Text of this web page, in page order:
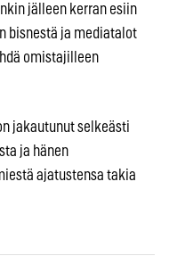
jälleen kerran esiin
bisnestä ja mediatalot
omistajilleen
jakautunut selkeästi
ja hänen
ajatustensa takia